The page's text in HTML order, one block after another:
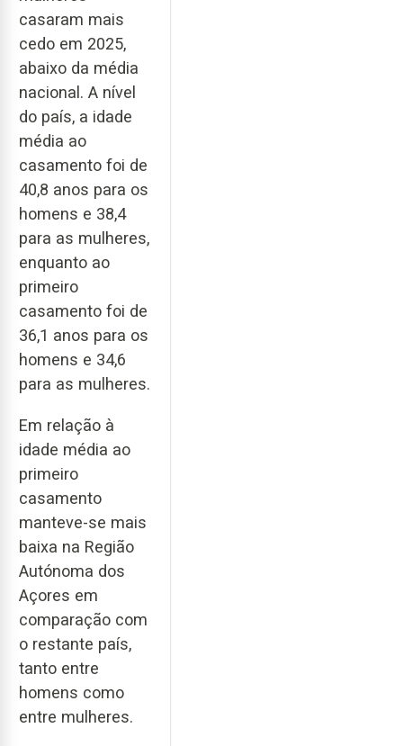
casaram mais
cedo em 2025,
abaixo da média
nacional. A nível
do país, a idade
média ao
casamento foi de
40,8 anos para os
homens e 38,4
para as mulheres,
enquanto ao
primeiro
casamento foi de
36,1 anos para os
homens e 34,6
para as mulheres.
Em relação à
idade média ao
primeiro
casamento
manteve-se mais
baixa na Região
Autónoma dos
Açores em
comparação com
o restante país,
tanto entre
homens como
entre mulheres.